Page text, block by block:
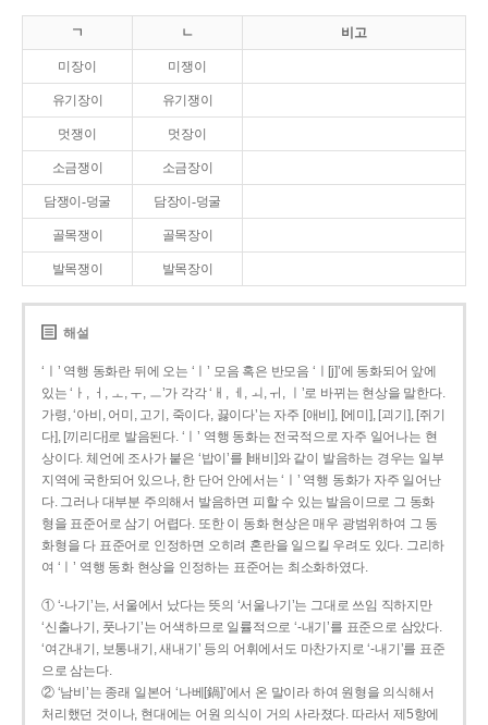
ㄱ ㄴ 비고
미장이 미쟁이
유기장이 유기쟁이
멋쟁이 멋장이
소금쟁이 소금장이
담쟁이-덩굴 담장이-덩굴
골목쟁이 골목장이
발목쟁이 발목장이
해설
‘ㅣ’ 역행 동화란 뒤에 오는 ‘ㅣ’ 모음 혹은 반모음 ‘ㅣ[j]’에 동화되어 앞에
있는 ‘ㅏ, ㅓ, ㅗ, ㅜ, ㅡ’가 각각 ‘ㅐ, ㅔ, ㅚ, ㅟ, ㅣ’로 바뀌는 현상을 말한다.
가령, ‘아비, 어미, 고기, 죽이다, 끓이다’는 자주 [애비], [에미], [괴기], [쥐기
다], [끼리다]로 발음된다. ‘ㅣ’ 역행 동화는 전국적으로 자주 일어나는 현
상이다. 체언에 조사가 붙은 ‘밥이’를 [배비]와 같이 발음하는 경우는 일부
지역에 국한되어 있으나, 한 단어 안에서는 ‘ㅣ’ 역행 동화가 자주 일어난
다. 그러나 대부분 주의해서 발음하면 피할 수 있는 발음이므로 그 동화
형을 표준어로 삼기 어렵다. 또한 이 동화 현상은 매우 광범위하여 그 동
화형을 다 표준어로 인정하면 오히려 혼란을 일으킬 우려도 있다. 그리하
여 ‘ㅣ’ 역행 동화 현상을 인정하는 표준어는 최소화하였다.
① ‘-나기’는, 서울에서 났다는 뜻의 ‘서울나기’는 그대로 쓰임 직하지만
‘신출나기, 풋나기’는 어색하므로 일률적으로 ‘-내기’를 표준으로 삼았다.
‘여간내기, 보통내기, 새내기’ 등의 어휘에서도 마찬가지로 ‘-내기’를 표준
으로 삼는다.
② ‘남비’는 종래 일본어 ‘나베[鍋]’에서 온 말이라 하여 원형을 의식해서
처리했던 것이나, 현대에는 어원 의식이 거의 사라졌다. 따라서 제5항에